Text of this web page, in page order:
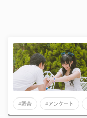
#調査 #アンケート